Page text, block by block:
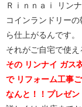
Ｒｉｎｎａｉ リン
コインランドリー
ら仕上がるんです。
それがご自宅で使え
その リンナイ ガス
で リフォーム工事
なんと！！プレゼン